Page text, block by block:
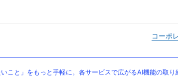
コーポ
こと」をもっと手軽に。各サービスで広がるAI機能の取り